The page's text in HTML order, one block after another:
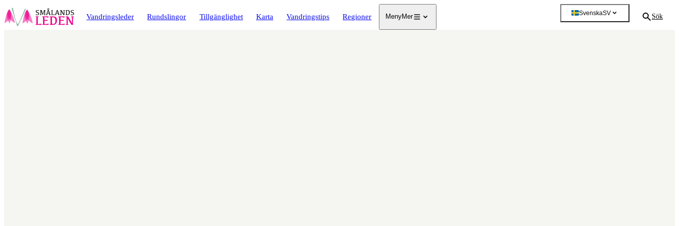
Vandringsleder Rundslingor Tillgänglighet Karta Vandringstips Regioner MenyMer
SvenskaSV Sök